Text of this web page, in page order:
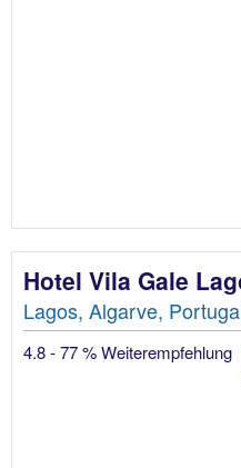
Hotel Vila Gale
Lagos, Algarve,
4.8 - 77 % Weiterempfehlung